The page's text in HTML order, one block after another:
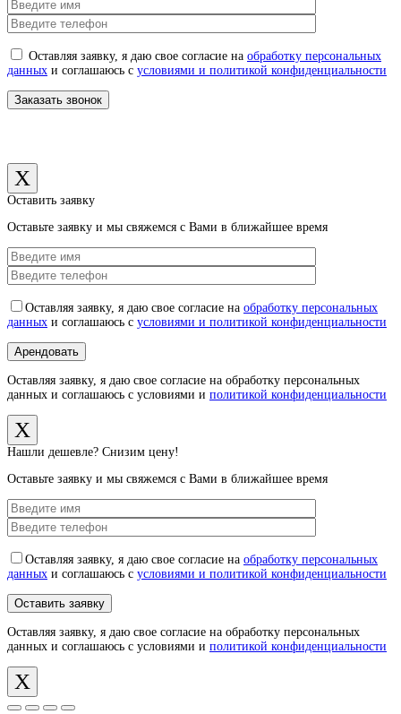
Оставляя заявку, я даю свое согласие на обработку персональных
данных и соглашаюсь с условиями и политикой конфиденциальности
X
Оставить заявку
Оставьте заявку и мы свяжемся с Вами в ближайшее время
Оставляя заявку, я даю свое согласие на обработку персональных
данных и соглашаюсь с условиями и политикой конфиденциальности
Оставляя заявку, я даю свое согласие на обработку персональных
данных и соглашаюсь с условиями и политикой конфиденциальности
X
Нашли дешевле? Снизим цену!
Оставьте заявку и мы свяжемся с Вами в ближайшее время
Оставляя заявку, я даю свое согласие на обработку персональных
данных и соглашаюсь с условиями и политикой конфиденциальности
Оставляя заявку, я даю свое согласие на обработку персональных
данных и соглашаюсь с условиями и политикой конфиденциальности
X